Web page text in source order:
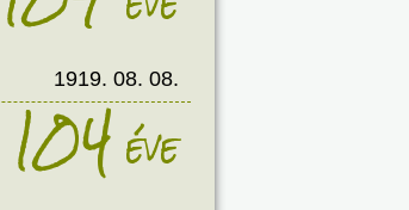
1919. 08. 08.
104éve